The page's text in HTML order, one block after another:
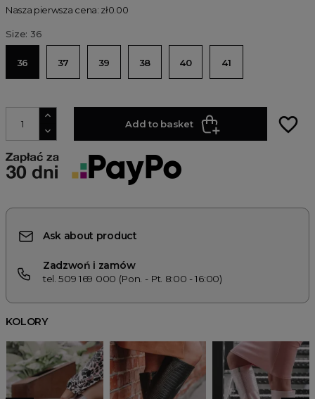
Nasza pierwsza cena: zł0.00
Size: 36
36 37 39 38 40 41
Add to basket favorite_border
Ask about product
Zadzwoń i zamów
tel. 509 169 000 (Pon. - Pt. 8:00 - 16:00)
KOLORY